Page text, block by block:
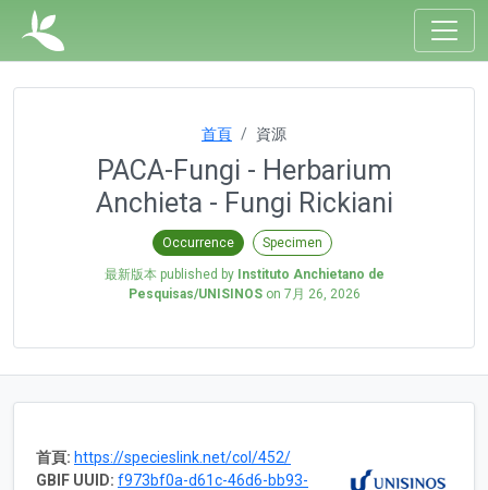
首頁 資源
PACA-Fungi - Herbarium
Anchieta - Fungi Rickiani
Occurrence Specimen
最新版本 published by Instituto Anchietano de
Pesquisas/UNISINOSon 7月 26, 2026
首頁: https://specieslink.net/col/452/
GBIF UUID: f973bf0a-d61c-46d6-bb93-